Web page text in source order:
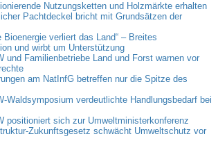
Nutzungsketten und Holzmärkte erhalten
Pachtdeckel bricht mit Grundsätzen der
verliert das Land“ – Breites
und wirbt um Unterstützung
und Familienbetriebe Land und Forst warnen vor
am NatInfG betreffen nur die Spitze des
Waldsymposium verdeutlichte Handlungsbedarf bei
positioniert sich zur Umweltministerkonferenz
Zukunftsgesetz schwächt Umweltschutz vor